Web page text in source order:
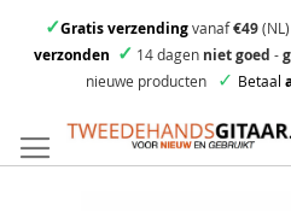
✓Gratis verzendingvanaf€49(NL)
verzonden ✓ 14 dagen niet goed -
nieuwe producten
✓ Betaal
direct
door